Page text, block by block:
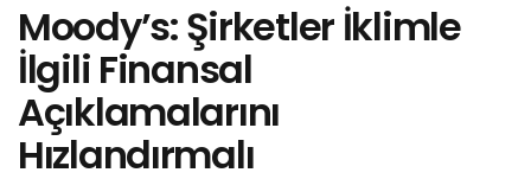
Moody’s: Şirketler İklimle
İlgili Finansal
Açıklamalarını
Hızlandırmalı